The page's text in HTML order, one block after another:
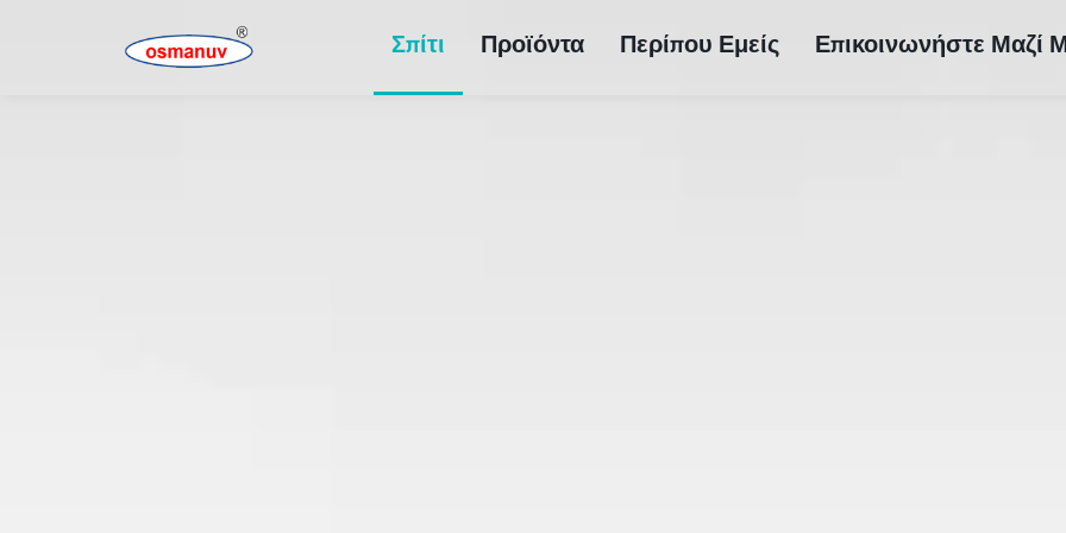
Σπίτι Προϊόντα Περίπου Εμείς Επικοινωνήστε Μαζί